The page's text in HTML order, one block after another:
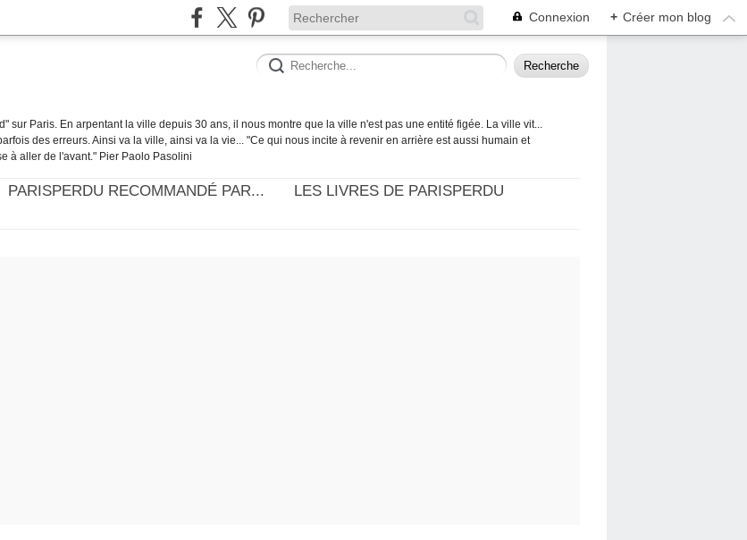
Connexion + Créer mon blog
sur Paris. En arpentant la ville depuis 30 ans, il nous montre que la ville n'est pas une entité figée. La ville vit...
des erreurs. Ainsi va la ville, ainsi va la vie... "Ce qui nous incite à revenir en arrière est aussi humain et
à aller de l'avant." Pier Paolo Pasolini
PARISPERDU RECOMMANDÉ PAR...
LES LIVRES DE PARISPERDU